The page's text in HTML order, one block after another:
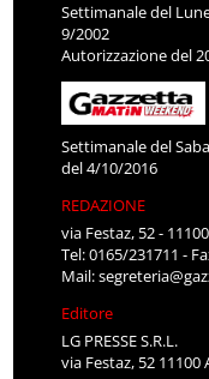
Settimanale del
9/2002
Autorizzazione del
Settimanale del
del 4/10/2016
REDAZIONE
via Festaz, 52 -
Tel: 0165/231711 -
Mail:
Editore
LG PRESSE S.R.L.
via Festaz, 52 11100